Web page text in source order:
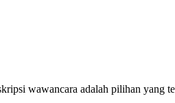
wawancara adalah pilihan yang